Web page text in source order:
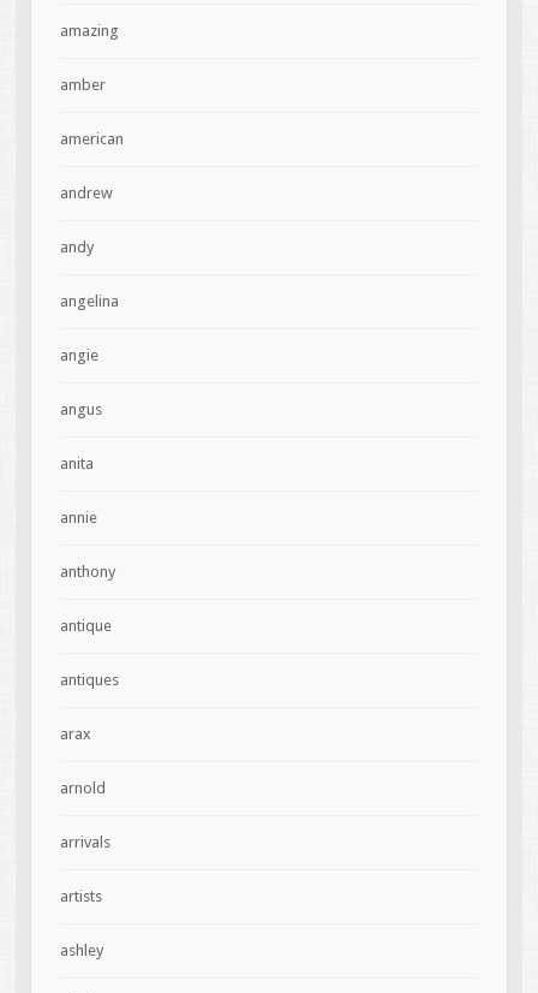
amazing
amber
american
andrew
andy
angelina
angie
angus
anita
annie
anthony
antique
antiques
arax
arnold
arrivals
artists
ashley